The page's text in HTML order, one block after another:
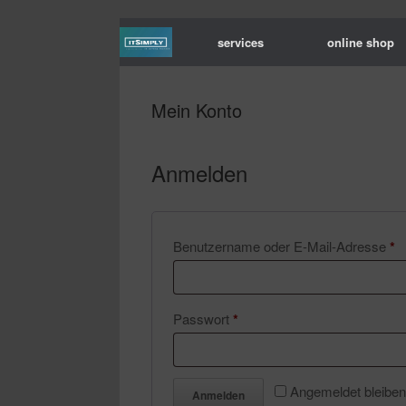
services online shop
Mein Konto
Anmelden
Benutzername oder E-Mail-Adresse*
Passwort*
Angemeldet bleiben
Anmelden